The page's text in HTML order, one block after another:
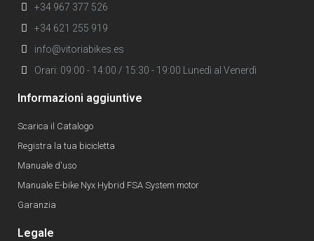
+34 967 377 526
+34 621 255 919
info@vitoriabikes.es
Orari: 09:00 - 14:00 / 15:30 - 19:00 Lunedì al Venerdì
Informazioni aggiuntive
Scarica il Catalogo
Registra la tua bicicletta
Manuale d'uso
Manuale E-bike Nyx Hybrid FSA System motor
Garanzia
Legale